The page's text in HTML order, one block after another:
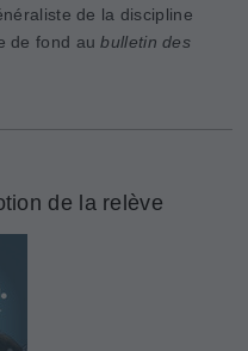
de la discipline
de fond aubulletin des
de la relève